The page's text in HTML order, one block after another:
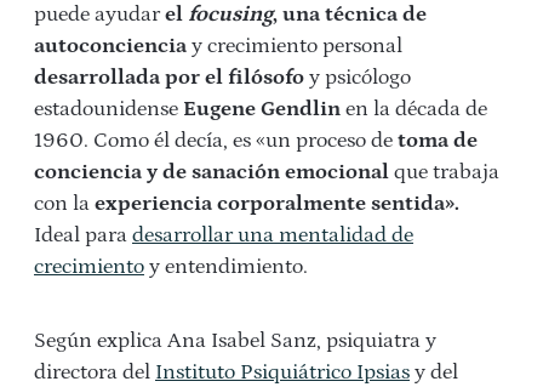
puede ayudarel focusing, una técnica de
autoconciencia y crecimiento personal
desarrollada por el filósofo y psicólogo
estadounidense Eugene Gendlin en la década de
1960. Como él decía, es «un proceso de toma de
conciencia y de sanación emocional que trabaja
con la experiencia corporalmente sentida».
Ideal para desarrollar una mentalidad de
crecimiento y entendimiento.
Según explica Ana Isabel Sanz, psiquiatra y
directora del Instituto Psiquiátrico Ipsias y del